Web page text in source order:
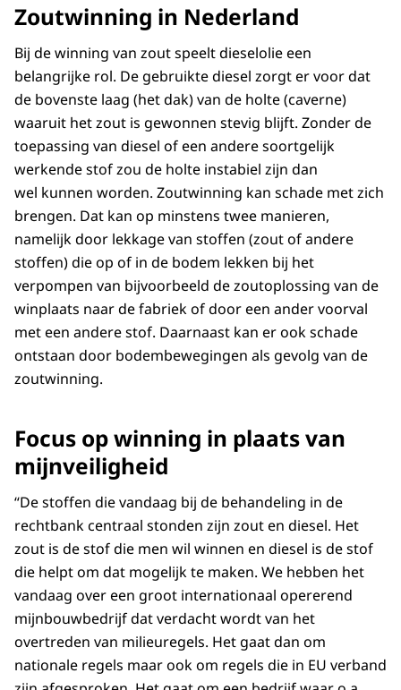
Zoutwinning in Nederland
Bij de winning van zout speelt dieselolie een
belangrijke rol. De gebruikte diesel zorgt er voor dat
de bovenste laag (het dak) van de holte (caverne)
waaruit het zout is gewonnen stevig blijft. Zonder de
toepassing van diesel of een andere soortgelijk
werkende stof zou de holte instabiel zijn dan
wel kunnen worden. Zoutwinning kan schade met zich
brengen. Dat kan op minstens twee manieren,
namelijk door lekkage van stoffen (zout of andere
stoffen) die op of in de bodem lekken bij het
verpompen van bijvoorbeeld de zoutoplossing van de
winplaats naar de fabriek of door een ander voorval
met een andere stof. Daarnaast kan er ook schade
ontstaan door bodembewegingen als gevolg van de
zoutwinning.
Focus op winning in plaats van
mijnveiligheid
“De stoffen die vandaag bij de behandeling in de
rechtbank centraal stonden zijn zout en diesel. Het
zout is de stof die men wil winnen en diesel is de stof
die helpt om dat mogelijk te maken. We hebben het
vandaag over een groot internationaal opererend
mijnbouwbedrijf dat verdacht wordt van het
overtreden van milieuregels. Het gaat dan om
nationale regels maar ook om regels die in EU verband